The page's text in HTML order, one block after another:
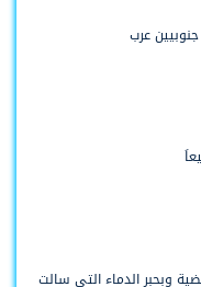
عرب
وبحبر الدماء التي سالت